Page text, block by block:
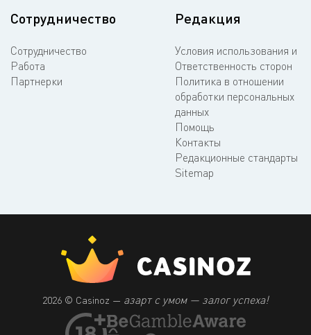
Сотрудничество
Сотрудничество
Работа
Партнерки
Редакция
Условия использования и
Ответственность сторон
Политика в отношении
обработки персональных
данных
Помощь
Контакты
Редакционные стандарты
Sitemap
2026 © Casinoz — азарт с умом — залог успеха!